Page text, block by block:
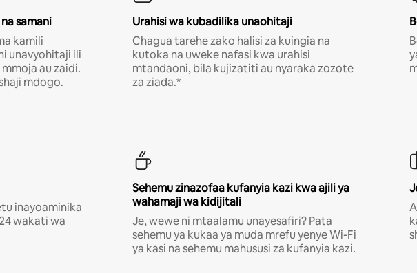
samani
kamili
unavyohitaji ili
au zaidi.
mdogo.
Urahisi wa kubadilika unaohitaji
Chagua tarehe zako halisi za kuingia na
kutoka na uweke nafasi kwa urahisi
mtandaoni, bila kujizatiti au nyaraka zozote
za ziada.*
inayoaminika
wakati wa
Sehemu zinazofaa kufanyia kazi kwa ajili ya
wahamaji wa kidijitali
Je, wewe ni mtaalamu unayesafiri? Pata
sehemu ya kukaa ya muda mrefu yenye Wi-Fi
ya kasi na sehemu mahususi za kufanyia kazi.